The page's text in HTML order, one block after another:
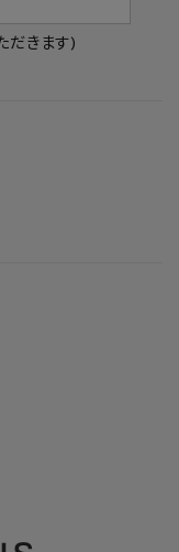
だきます)